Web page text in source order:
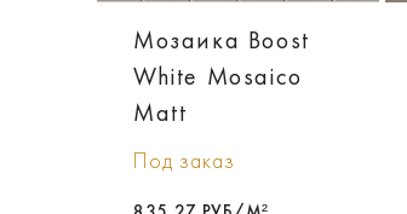
Мозаика Boost
White Mosaico
Matt
Под заказ